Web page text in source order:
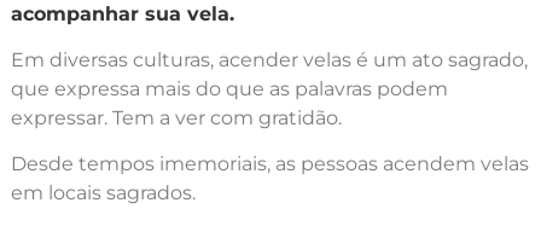
acompanhar sua vela.
Em diversas culturas, acender velas é um ato sagrado,
que expressa mais do que as palavras podem
expressar. Tem a ver com gratidão.
Desde tempos imemoriais, as pessoas acendem velas
em locais sagrados.